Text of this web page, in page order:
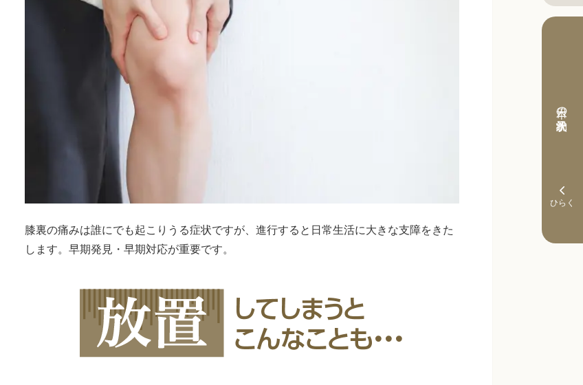
本日の予約状況
膝裏の痛みは誰にでも起こりうる症状ですが、進行すると日常生活に大きな支障をきた
します。早期発見・早期対応が重要です。